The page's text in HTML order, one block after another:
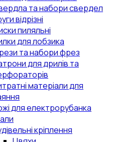
та набори свердел
відрізні
пиляльні
для лобзика
та набори фрез
для дрилів та
матеріали для
для електрорубанка
кріплення